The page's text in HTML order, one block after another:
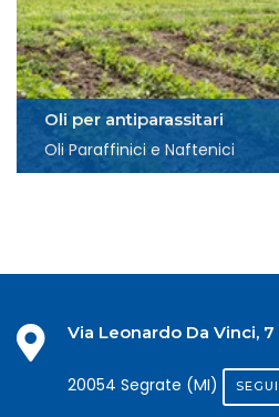
Oli per antiparassitari
Oli Paraffinici e Naftenici
Via Leonardo Da Vinci, 7
20054 Segrate (MI)